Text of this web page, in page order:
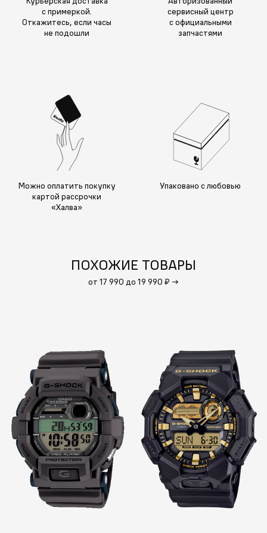
с примеркой.
Откажитесь, если часы
не подошли
сервисный центр
с официальными
запчастями
Можно оплатить покупку
картой рассрочки
«Халва»
Упаковано с любовью
ПОХОЖИЕ ТОВАРЫ
от 17 990 до 19 990 ₽ →